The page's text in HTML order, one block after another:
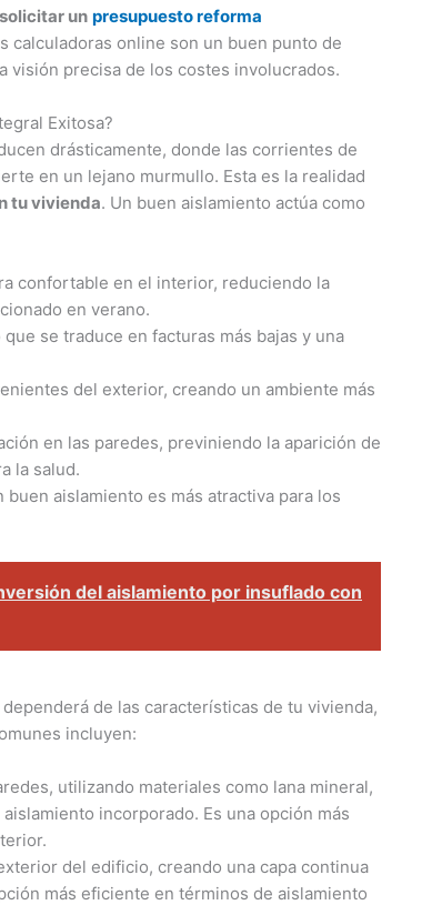
un presupuesto reforma
calculadoras online son un buen punto de
visión precisa de los costes involucrados.
Exitosa?
drásticamente, donde las corrientes de
en un lejano murmullo. Esta es la realidad
tu vivienda. Un buen aislamiento actúa como
confortable en el interior, reduciendo la
en verano.
se traduce en facturas más bajas y una
del exterior, creando un ambiente más
en las paredes, previniendo la aparición de
la salud.
buen aislamiento es más atractiva para los
del aislamiento por insuflado con
de las características de tu vivienda,
incluyen:
utilizando materiales como lana mineral,
incorporado. Es una opción más
del edificio, creando una capa continua
más eficiente en términos de aislamiento